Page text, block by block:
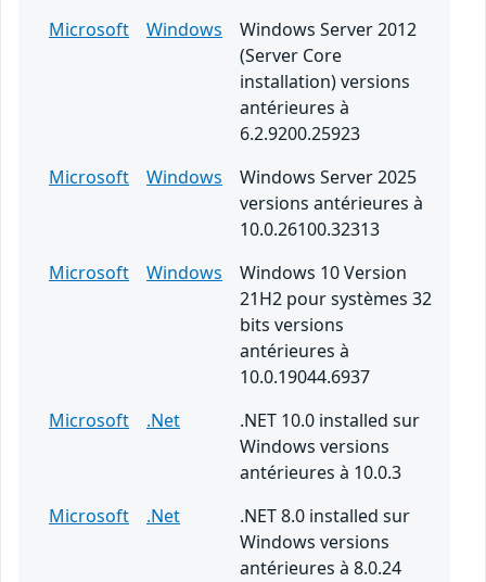
Microsoft
Windows
Windows Server 2012
(Server Core
installation) versions
antérieures à
6.2.9200.25923
Microsoft
Windows
Windows Server 2025
versions antérieures à
10.0.26100.32313
Microsoft
Windows
Windows 10 Version
21H2 pour systèmes 32
bits versions
antérieures à
10.0.19044.6937
Microsoft
.Net
.NET 10.0 installed sur
Windows versions
antérieures à 10.0.3
Microsoft
.Net
.NET 8.0 installed sur
Windows versions
antérieures à 8.0.24